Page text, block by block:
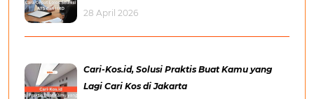
28 April 2026
Cari-Kos.id, Solusi Praktis Buat Kamu yang
Lagi Cari Kos di Jakarta